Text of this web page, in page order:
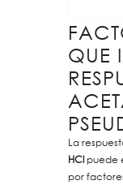
QUE
La
HClpuede
por